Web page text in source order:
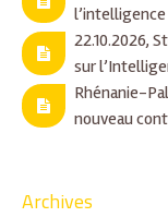
22.10.2026,
sur
Rhénanie-
nouveau
Archives